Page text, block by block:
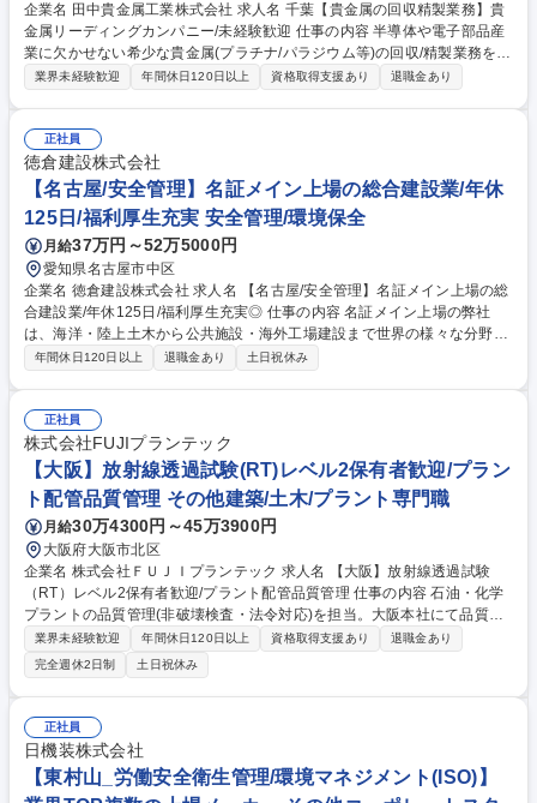
企業名 田中貴金属工業株式会社 求人名 千葉【貴金属の回収精製業務】貴
金属リーディングカンパニー/未経験歓迎 仕事の内容 半導体や電子部品産
業に欠かせない希少な貴金属(プラチナ/パラジウム等)の回収/精製業務を担
当。原料投入から溶解/分離/精製/回収までの一連の工程において、設備の
等の運転、監視および運転条件の調整 ・工程途中のサンプリングおよび成
分確認、記録管理 ・設備の稼働状況確認、日常点検および異常発生時の初
期対応 ・歩留まり改善、品質安定化、安全性向上に向けた現場改善活動
募集職種 千葉【貴金属の回収精製業務】貴金属リーディングカンパニー/
未経験歓迎
業界未経験歓迎 年間休日120日以上 資格取得支援あり 退職金あり
正社員
徳倉建設株式会社
【名古屋/安全管理】名証メイン上場の総合建設業/年休
125日/福利厚生充実 安全管理/環境保全
月給37万円～52万5000円
愛知県名古屋市中区
企業名 徳倉建設株式会社 求人名 【名古屋/安全管理】名証メイン上場の総
合建設業/年休125日/福利厚生充実◎ 仕事の内容 名証メイン上場の弊社
は、海洋・陸上土木から公共施設・海外工場建設まで世界の様々な分野に
事業を展開。そんな当社にて、工事現場の安全巡回や指導、安全書類作成
実施を担います。■採用背景は、受注拡大に伴う現場管理体制の強化で
す。■現場監督や職人と協力し、安全な環境作りを目指す活動が必要で
す。■目標は事故率の低減であり、実績は昇給・賞与へ反映されます。■将
来は全社の安全基準策定や後進育成などの統括業務への挑戦も可能です。
募集職種 【名古屋/安全管理】名証メイン上場の総合建設業/年休125日/福
利厚生充実◎
年間休日120日以上 退職金あり 土日祝休み
正社員
株式会社FUJIプランテック
【大阪】放射線透過試験(RT)レベル2保有者歓迎/プラン
ト配管品質管理 その他建築/土木/プラント専門職
月給30万4300円～45万3900円
大阪府大阪市北区
企業名 株式会社ＦＵＪＩプランテック 求人名 【大阪】放射線透過試験
（RT）レベル2保有者歓迎/プラント配管品質管理 仕事の内容 石油・化学
プラントの品質管理(非破壊検査・法令対応)を担当。大阪本社にて品質管
理に関する社内規程・文書作成、改善・運用支援、現場サポート、社内教
育、法令・規格対応および体制構築・維持を行います。 【主な業務】・品
質管理に関する社内規程・各種文書の作成・整備・品質管理業務の改善・
運用支援・現場での品質管理業務サポート(必要に応じて)・非破壊検査に
関する社内教育・訓練の実施・各種法令・規格への対応および品質管理体
制の構築・維持【特徴・魅力】 自社一貫体制の強みを活かし、大型プロジ
ェクトに参画。本社と現場の双方に関わりながら会社全体の品質向上を牽
引できるやりがい抜群の環境です。 募集職種 【大阪】放射線透過試験（R
業界未経験歓迎 年間休日120日以上 資格取得支援あり
退職金あり
完全週休2日制
土日祝休み
正社員
日機装株式会社
【東村山_労働安全衛生管理/環境マネジメント(ISO)】